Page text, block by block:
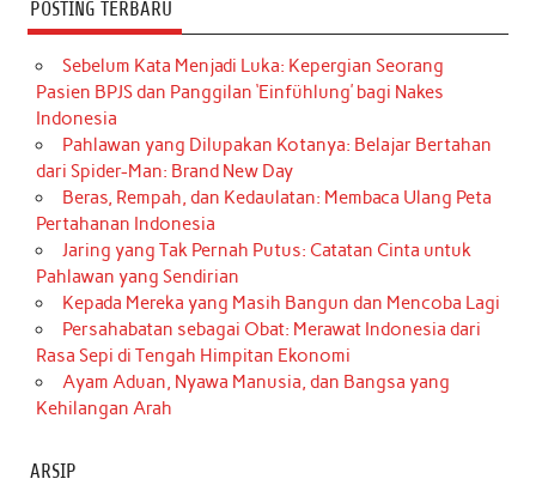
POSTING TERBARU
Sebelum Kata Menjadi Luka: Kepergian Seorang
Pasien BPJS dan Panggilan ‘Einfühlung’ bagi Nakes
Indonesia
Pahlawan yang Dilupakan Kotanya: Belajar Bertahan
dari Spider-Man: Brand New Day
Beras, Rempah, dan Kedaulatan: Membaca Ulang Peta
Pertahanan Indonesia
Jaring yang Tak Pernah Putus: Catatan Cinta untuk
Pahlawan yang Sendirian
Kepada Mereka yang Masih Bangun dan Mencoba Lagi
Persahabatan sebagai Obat: Merawat Indonesia dari
Rasa Sepi di Tengah Himpitan Ekonomi
Ayam Aduan, Nyawa Manusia, dan Bangsa yang
Kehilangan Arah
ARSIP